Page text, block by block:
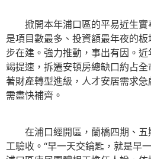
掀開本年浦口區的平易近生實
是項目數最多、投資額最年夜的
步在建。強力推動，事出有因。
竭提速，拆遷安頓房總缺口約占
著財產轉型進級，人才安居需求
需盡快補齊。
在浦口經開區，蘭橋四期、五
工驗收。“早一天交鑰匙，就是早